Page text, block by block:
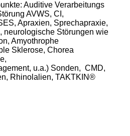
Auditive Verarbeitungs
AVWS, CI,
Apraxien, Sprechapraxie,
neurologische Störungen wie
Amyothrophe
Sklerose, Chorea
u.a.) Sonden, CMD,
Rhinolalien, TAKTKIN®